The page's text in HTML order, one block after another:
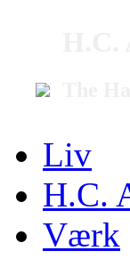
Liv
H.C.
Værk